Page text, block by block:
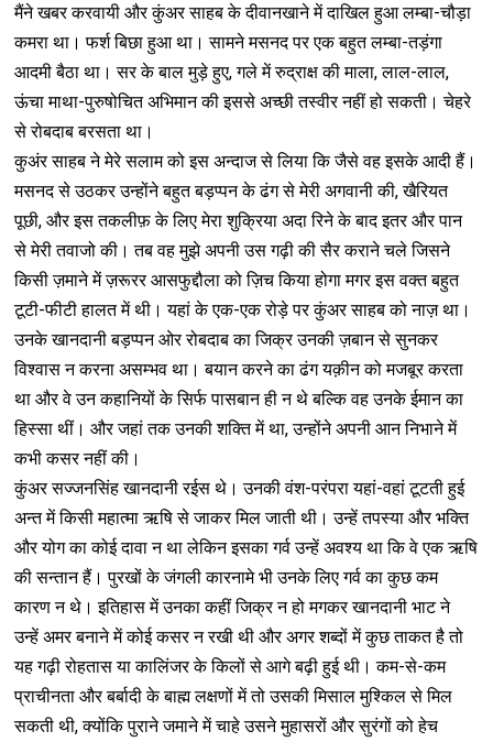
मैंने खबर करवायी और कुंअर साहब के दीवानखाने में दाखिल हुआ लम्बा-चौड़ा
कमरा था। फर्श बिछा हुआ था। सामने मसनद पर एक बहुत लम्बा-तड़ंगा
आदमी बैठा था। सर के बाल मुड़े हुए, गले में रुद्राक्ष की माला, लाल-लाल,
ऊंचा माथा-पुरुषोचित अभिमान की इससे अच्छी तस्वीर नहीं हो सकती। चेहरे
से रोबदाब बरसता था।
कुअंर साहब ने मेरे सलाम को इस अन्दाज से लिया कि जैसे वह इसके आदी हैं।
मसनद से उठकर उन्होंने बहुत बड़प्पन के ढंग से मेरी अगवानी की, खैरियत
पूछी, और इस तकलीफ़ के लिए मेरा शुक्रिया अदा रिने के बाद इतर और पान
से मेरी तवाजो की। तब वह मुझे अपनी उस गढ़ी की सैर कराने चले जिसने
किसी ज़माने में ज़रूरर आसफुद्दौला को ज़िच किया होगा मगर इस वक्त बहुत
टूटी-फीटी हालत में थी। यहां के एक-एक रोड़े पर कुंअर साहब को नाज़ था।
उनके खानदानी बड़प्पन ओर रोबदाब का जिक्र उनकी ज़बान से सुनकर
विश्वास न करना असम्भव था। बयान करने का ढंग यक़ीन को मजबूर करता
था और वे उन कहानियों के सिर्फ पासबान ही न थे बल्कि वह उनके ईमान का
हिस्सा थीं। और जहां तक उनकी शक्ति में था, उन्होंने अपनी आन निभाने में
कभी कसर नहीं की।
कुंअर सज्जनसिंह खानदानी रईस थे। उनकी वंश-परंपरा यहां-वहां टूटती हुई
अन्त में किसी महात्मा ऋषि से जाकर मिल जाती थी। उन्हें तपस्या और भक्ति
और योग का कोई दावा न था लेकिन इसका गर्व उन्हें अवश्य था कि वे एक ऋषि
की सन्तान हैं। पुरखों के जंगली कारनामे भी उनके लिए गर्व का कुछ कम
कारण न थे। इतिहास में उनका कहीं जिक्र न हो मगकर खानदानी भाट ने
उन्हें अमर बनाने में कोई कसर न रखी थी और अगर शब्दों में कुछ ताकत है तो
यह गढ़ी रोहतास या कालिंजर के किलों से आगे बढ़ी हुई थी। कम-से-कम
प्राचीनता और बर्बादी के बाह्म लक्षणों में तो उसकी मिसाल मुश्किल से मिल
सकती थी, क्योंकि पुराने जमाने में चाहे उसने मुहासरों और सुरंगों को हेच